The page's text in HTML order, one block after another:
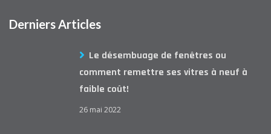
Derniers Articles
Le désembuage de fenêtres ou
comment remettre ses vitres à neuf à
faible coût!
26 mai 2022